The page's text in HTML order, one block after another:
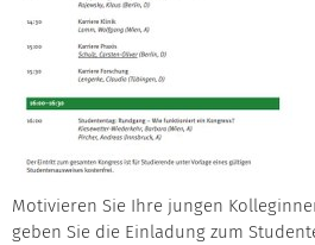
Motivieren Sie Ihre jungen
geben Sie die Einladung zum